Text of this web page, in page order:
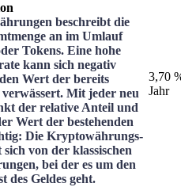
beschreibt die
an im Umlauf
Tokens. Eine hohe
kann sich negativ
Wert der bereits
Mit jeder neu
der relative Anteil und
Wert der bestehenden
Die Kryptowährungs-
von der klassischen
bei der es um den
des Geldes geht.
3,70
Jahr